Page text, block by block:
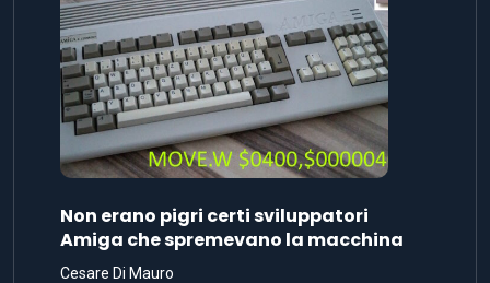
Non erano pigri certi sviluppatori
Amiga che spremevano la macchina
Cesare Di Mauro